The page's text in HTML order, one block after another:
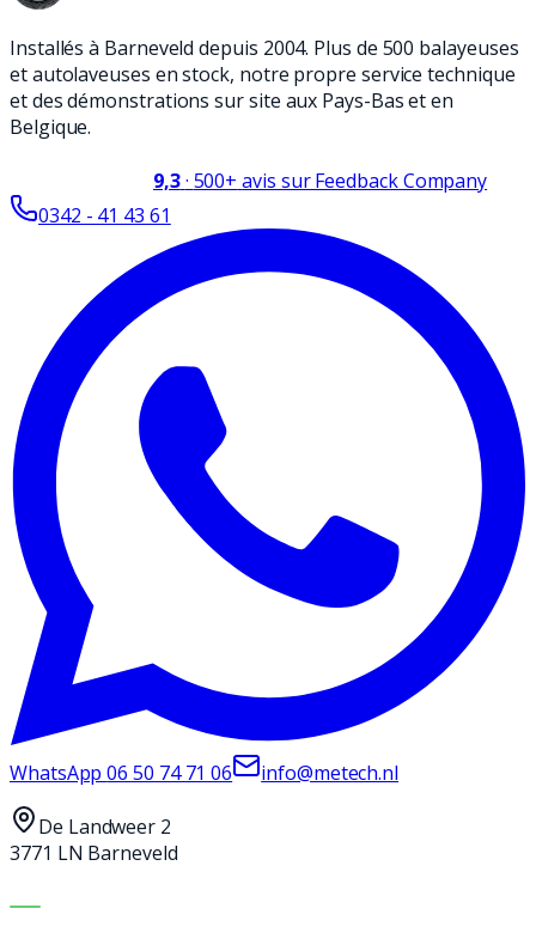
Installés à Barneveld depuis 2004. Plus de 500 balayeuses
et autolaveuses en stock, notre propre service technique
et des démonstrations sur site aux Pays-Bas et en
Belgique.
9,3· 500+ avis sur Feedback Company
0342 - 41 43 61
WhatsApp06 50 74 71 06 info@metech.nl
De Landweer 2
3771 LN Barneveld
MACHINES